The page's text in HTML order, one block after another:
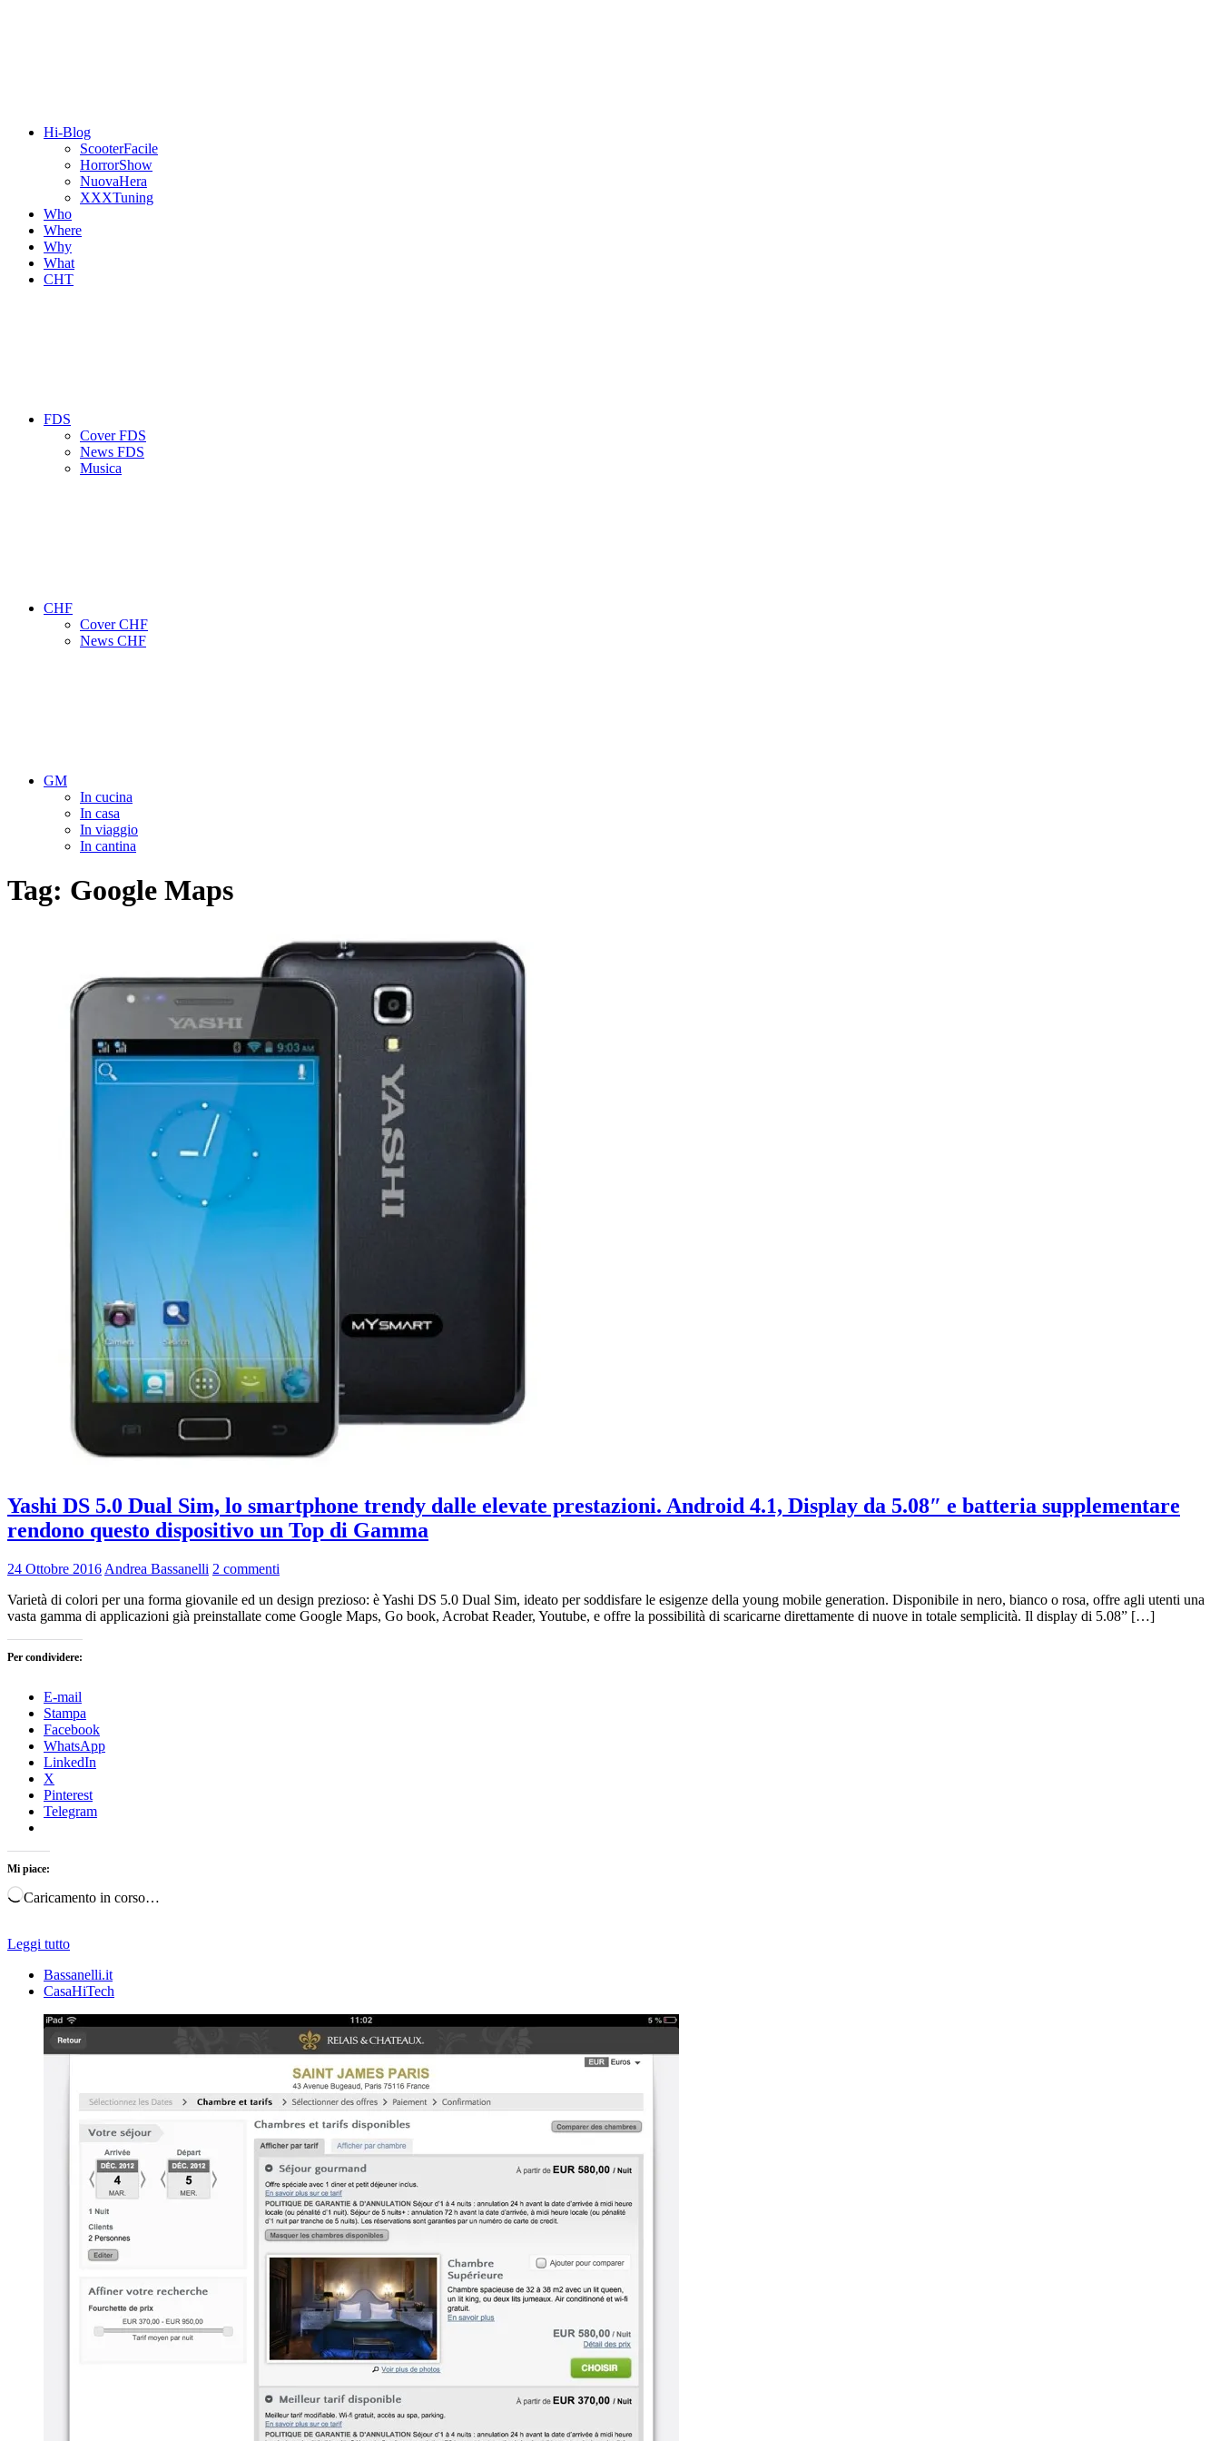
Hi-Blog
ScooterFacile
HorrorShow
NuovaHera
XXXTuning
Who
Where
Why
What
CHT
FDS
Cover FDS
News FDS
Musica
CHF
Cover CHF
News CHF
GM
In cucina
In casa
In viaggio
In cantina
Tag: Google Maps
Yashi DS 5.0 Dual Sim, lo smartphone trendy dalle elevate prestazioni. Android 4.1, Display da 5.08″ e batteria supplementare
rendono questo dispositivo un Top di Gamma
24 Ottobre 2016 Andrea Bassanelli 2 commenti
Varietà di colori per una forma giovanile ed un design prezioso: è Yashi DS 5.0 Dual Sim, ideato per soddisfare le esigenze della young mobile generation. Disponibile in nero, bianco o rosa, offre agli utenti una
vasta gamma di applicazioni già preinstallate come Google Maps, Go book, Acrobat Reader, Youtube, e offre la possibilità di scaricarne direttamente di nuove in totale semplicità. Il display di 5.08” […]
Per condividere:
E-mail
Stampa
Facebook
WhatsApp
LinkedIn
X
Pinterest
Telegram
Mi piace:
Caricamento in corso…
Leggi tutto
Bassanelli.it
CasaHiTech